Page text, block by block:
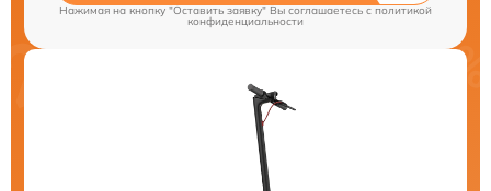
Нажимая на кнопку "Оставить заявку" Вы соглашаетесь cполитикой
конфиденциальности